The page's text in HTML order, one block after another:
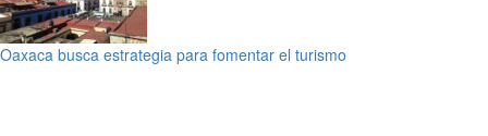
Oaxaca busca estrategia para fomentar el turismo